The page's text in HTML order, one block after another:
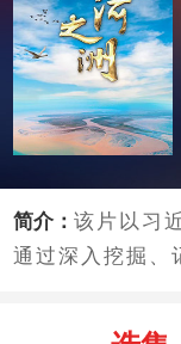
简介：该片以习
通过深入挖掘、